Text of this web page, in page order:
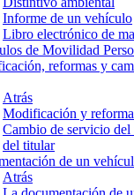
Informe de un vehículo
Libro electrónico de
de Movilidad
reformas y
Atrás
Modificación y
Cambio de servicio
del titular
de un
Atrás